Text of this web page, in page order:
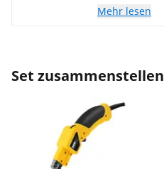
Mehr lesen
Set zusammenstellen